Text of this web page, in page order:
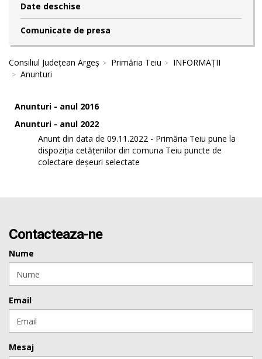
Date deschise
Comunicate de presa
Consiliul Județean Argeș Primăria Teiu
INFORMAȚII
Anunturi
Anunturi - anul 2016
Anunturi - anul 2022
Anunt din data de 09.11.2022 - Primăria Teiu pune la
dispoziția cetățenilor din comuna Teiu puncte de
colectare deșeuri selectate
Contacteaza-ne
Nume
Email
Mesaj